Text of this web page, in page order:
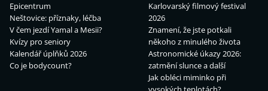
Epicentrum
Neštovice: příznaky, léčba
V čem jezdí Yamal a Mesii?
Kvízy pro seniory
Kalendář úplňků 2026
Co je bodycount?
Karlovarský filmový festival
2026
Znamení, že jste potkali
někoho z minulého života
Astronomické úkazy 2026:
zatmění slunce a další
Jak obléci miminko při